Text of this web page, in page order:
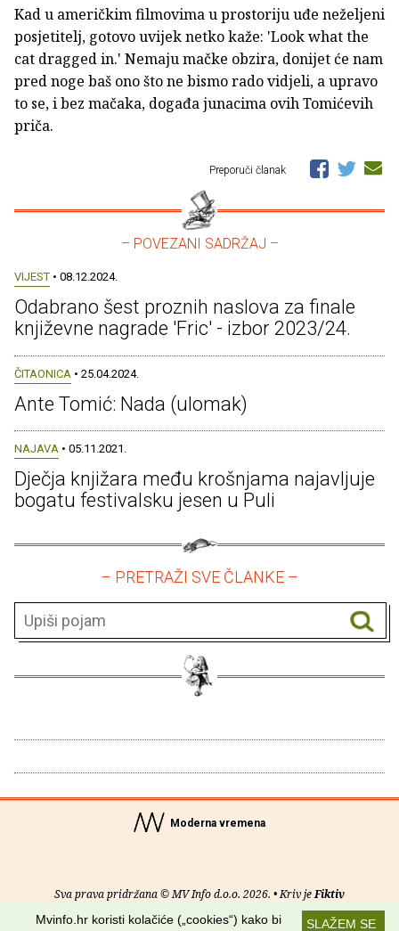
Kad u američkim filmovima u prostoriju uđe neželjeni
posjetitelj, gotovo uvijek netko kaže: 'Look what the
cat dragged in.' Nemaju mačke obzira, donijet će nam
pred noge baš ono što ne bismo rado vidjeli, a upravo
to se, i bez mačaka, događa junacima ovih Tomićevih
priča.
Preporuči članak
– POVEZANI SADRŽAJ –
VIJEST • 08.12.2024.
Odabrano šest proznih naslova za finale
književne nagrade 'Fric' - izbor 2023/24.
ČITAONICA • 25.04.2024.
Ante Tomić: Nada (ulomak)
NAJAVA • 05.11.2021.
Dječja knjižara među krošnjama najavljuje
bogatu festivalsku jesen u Puli
– PRETRAŽI SVE ČLANKE –
Moderna vremena
Sva prava pridržana © MV Info d.o.o. 2026. • Kriv jeFiktiv
SLAŽEM SE
Mvinfo.hr koristi kolačiće („cookies“) kako bi